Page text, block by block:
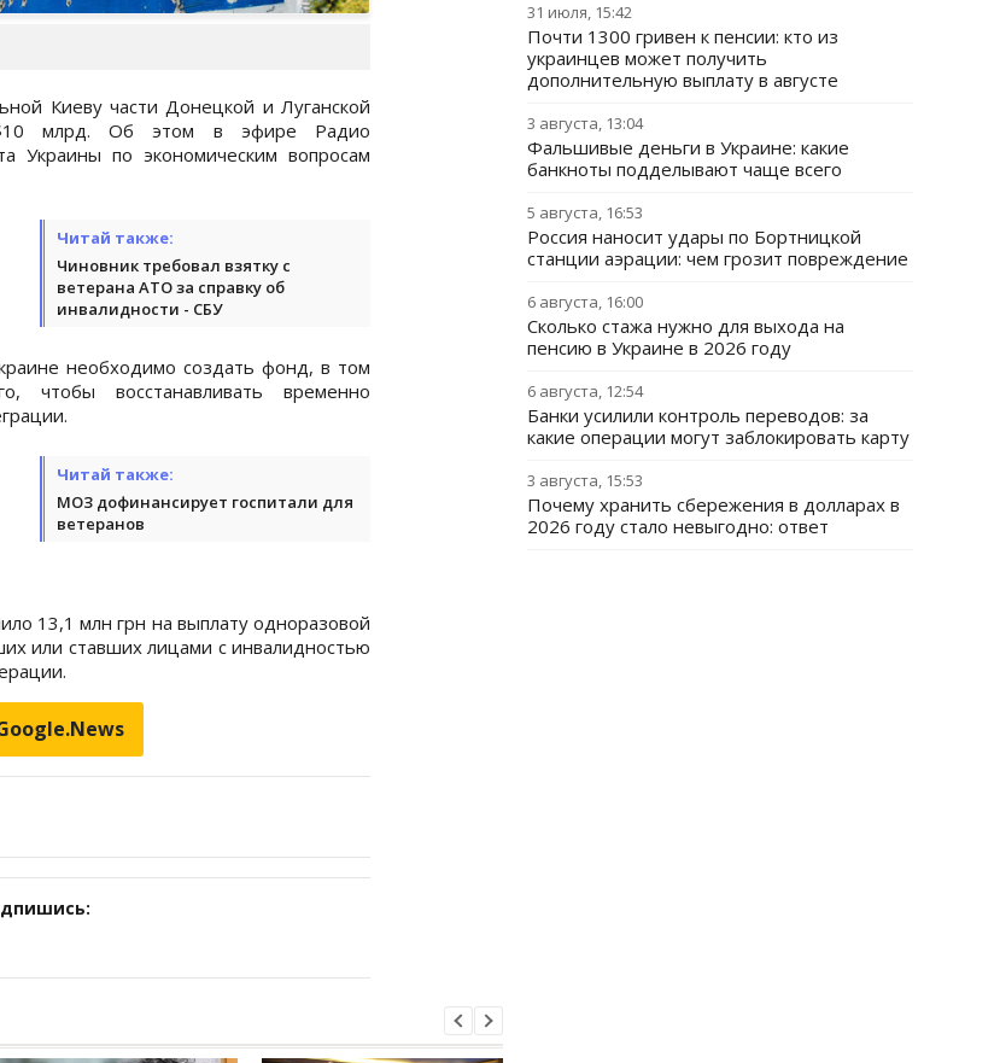
Киеву части Донецкой и Луганской
$10 млрд. Об этом в эфире Радио
Украины по экономическим вопросам
Читай также:
Чиновник требовал взятку с
ветерана АТО за справку об
инвалидности - СБУ
необходимо создать фонд, в том
восстанавливать временно
Читай также:
МОЗ дофинансирует госпитали для
ветеранов
13,1 млн грн на выплату одноразовой
или ставших лицами с инвалидностью
31 июля, 15:42
Почти 1300 гривен к пенсии: кто из
украинцев может получить
дополнительную выплату в августе
3 августа, 13:04
Фальшивые деньги в Украине: какие
банкноты подделывают чаще всего
5 августа, 16:53
Россия наносит удары по Бортницкой
станции аэрации: чем грозит повреждение
6 августа, 16:00
Сколько стажа нужно для выхода на
пенсию в Украине в 2026 году
6 августа, 12:54
Банки усилили контроль переводов: за
какие операции могут заблокировать карту
3 августа, 15:53
Почему хранить сбережения в долларах в
2026 году стало невыгодно: ответ